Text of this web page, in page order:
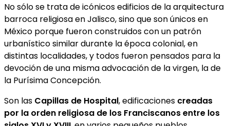
No sólo se trata de icónicos edificios de la arquitectura
barroca religiosa en Jalisco, sino que son únicos en
México porque fueron construidos con un patrón
urbanístico similar durante la época colonial, en
distintas localidades, y todos fueron pensados para la
devoción de una misma advocación de la virgen, la de
la Purísima Concepción.
Son las Capillas de Hospital, edificaciones creadas
por la orden religiosa de los Franciscanos entre los